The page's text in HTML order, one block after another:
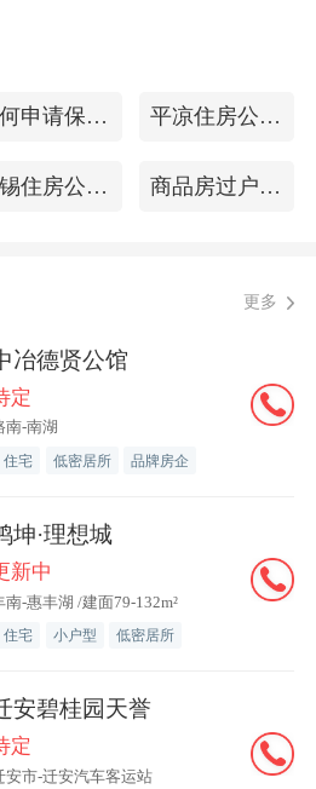
如何申请保障房 平凉住房公积金查询
无锡住房公积金查询 商品房过户费用
更多
冶德贤公馆
定
南-南湖
住宅 低密居所 品牌房企
坤·理想城
新中
南-惠丰湖 /建面79-132m²
住宅 小户型 低密居所
安碧桂园天誉
定
安市-迁安汽车客运站